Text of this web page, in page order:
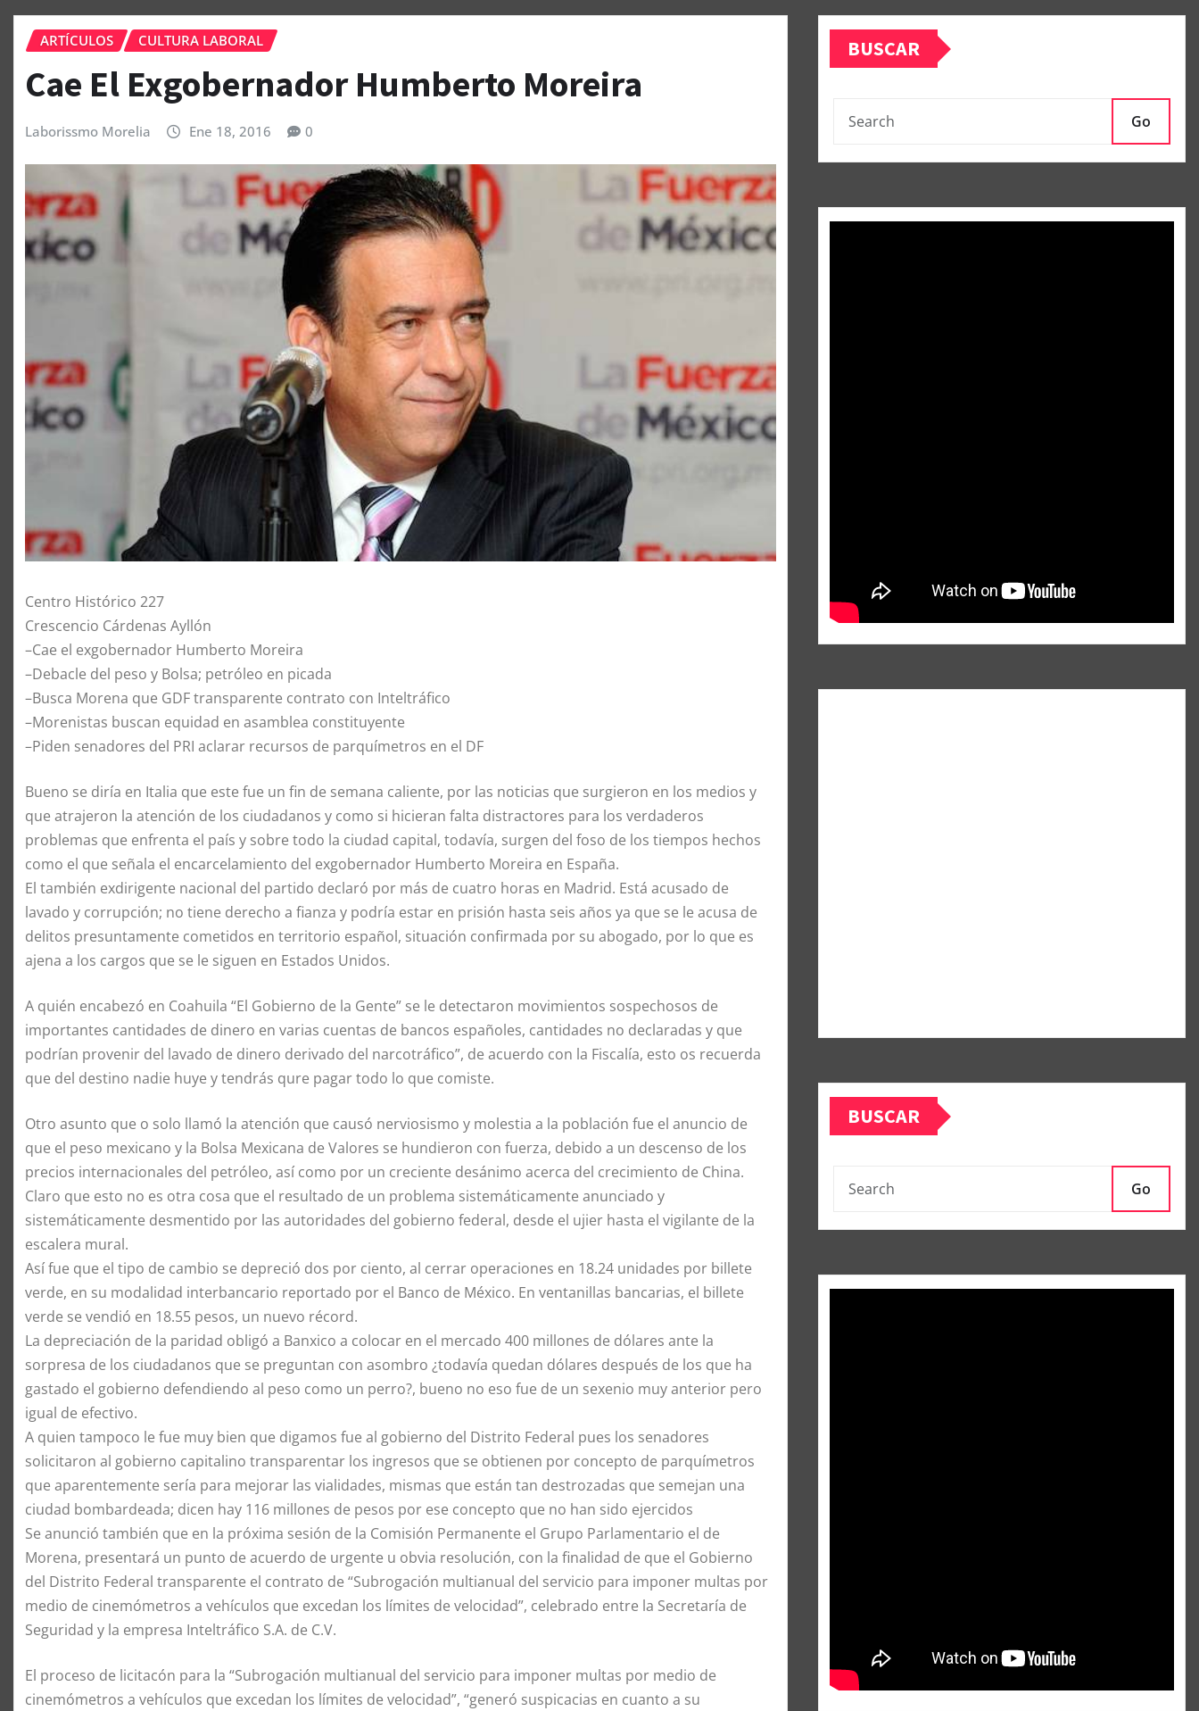
ARTÍCULOS CULTURA LABORAL
Cae El Exgobernador Humberto Moreira
Laborissmo Morelia Ene 18, 2016 0
Centro Histórico 227
Crescencio Cárdenas Ayllón
–Cae el exgobernador Humberto Moreira
–Debacle del peso y Bolsa; petróleo en picada
–Busca Morena que GDF transparente contrato con Inteltráfico
–Morenistas buscan equidad en asamblea constituyente
–Piden senadores del PRI aclarar recursos de parquímetros en el DF
Bueno se diría en Italia que este fue un fin de semana caliente, por las noticias que surgieron en los medios y
que atrajeron la atención de los ciudadanos y como si hicieran falta distractores para los verdaderos
problemas que enfrenta el país y sobre todo la ciudad capital, todavía, surgen del foso de los tiempos hechos
como el que señala el encarcelamiento del exgobernador Humberto Moreira en España.
El también exdirigente nacional del partido declaró por más de cuatro horas en Madrid. Está acusado de
lavado y corrupción; no tiene derecho a fianza y podría estar en prisión hasta seis años ya que se le acusa de
delitos presuntamente cometidos en territorio español, situación confirmada por su abogado, por lo que es
ajena a los cargos que se le siguen en Estados Unidos.
A quién encabezó en Coahuila “El Gobierno de la Gente” se le detectaron movimientos sospechosos de
importantes cantidades de dinero en varias cuentas de bancos españoles, cantidades no declaradas y que
podrían provenir del lavado de dinero derivado del narcotráfico”, de acuerdo con la Fiscalía, esto os recuerda
que del destino nadie huye y tendrás qure pagar todo lo que comiste.
Otro asunto que o solo llamó la atención que causó nerviosismo y molestia a la población fue el anuncio de
que el peso mexicano y la Bolsa Mexicana de Valores se hundieron con fuerza, debido a un descenso de los
precios internacionales del petróleo, así como por un creciente desánimo acerca del crecimiento de China.
Claro que esto no es otra cosa que el resultado de un problema sistemáticamente anunciado y
sistemáticamente desmentido por las autoridades del gobierno federal, desde el ujier hasta el vigilante de la
escalera mural.
Así fue que el tipo de cambio se depreció dos por ciento, al cerrar operaciones en 18.24 unidades por billete
verde, en su modalidad interbancario reportado por el Banco de México. En ventanillas bancarias, el billete
verde se vendió en 18.55 pesos, un nuevo récord.
La depreciación de la paridad obligó a Banxico a colocar en el mercado 400 millones de dólares ante la
sorpresa de los ciudadanos que se preguntan con asombro ¿todavía quedan dólares después de los que ha
gastado el gobierno defendiendo al peso como un perro?, bueno no eso fue de un sexenio muy anterior pero
igual de efectivo.
A quien tampoco le fue muy bien que digamos fue al gobierno del Distrito Federal pues los senadores
solicitaron al gobierno capitalino transparentar los ingresos que se obtienen por concepto de parquímetros
que aparentemente sería para mejorar las vialidades, mismas que están tan destrozadas que semejan una
ciudad bombardeada; dicen hay 116 millones de pesos por ese concepto que no han sido ejercidos
Se anunció también que en la próxima sesión de la Comisión Permanente el Grupo Parlamentario el de
Morena, presentará un punto de acuerdo de urgente u obvia resolución, con la finalidad de que el Gobierno
del Distrito Federal transparente el contrato de “Subrogación multianual del servicio para imponer multas por
medio de cinemómetros a vehículos que excedan los límites de velocidad”, celebrado entre la Secretaría de
Seguridad y la empresa Inteltráfico S.A. de C.V.
El proceso de licitacón para la “Subrogación multianual del servicio para imponer multas por medio de
cinemómetros a vehículos que excedan los límites de velocidad”, “generó suspicacias en cuanto a su
BUSCAR
Go
BUSCAR
Go